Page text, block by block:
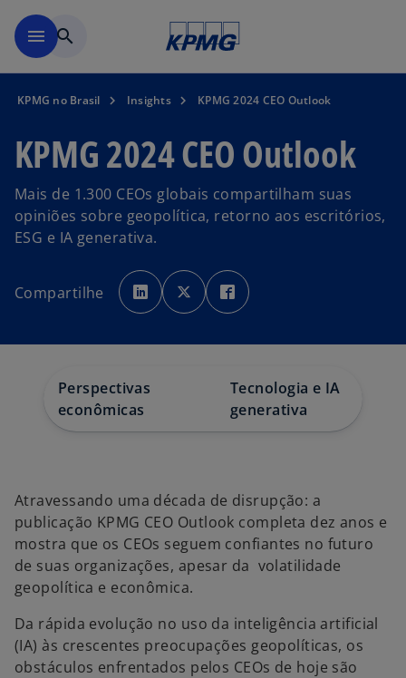
menu search
KPMG no Brasil Insights KPMG 2024 CEO Outlook
KPMG 2024 CEO Outlook
Mais de 1.300 CEOs globais compartilham suas
opiniões sobre geopolítica, retorno aos escritórios,
ESG e IA generativa.
Compartilhe
a
b
r
e
i
a
b
r
e
i
b
r
o
v
a
g
i
Perspectivas
econômicas
Tecnologia e IA
generativa
Atravessando uma década de disrupção: a
publicação KPMG CEO Outlook completa dez anos e
mostra que os CEOs seguem confiantes no futuro
de suas organizações, apesar da volatilidade
geopolítica e econômica.
Da rápida evolução no uso da inteligência artificial
(IA) às crescentes preocupações geopolíticas, os
obstáculos enfrentados pelos CEOs de hoje são